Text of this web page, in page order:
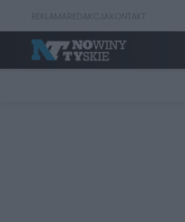
REKLAMAREDAKCJAKONTAKT